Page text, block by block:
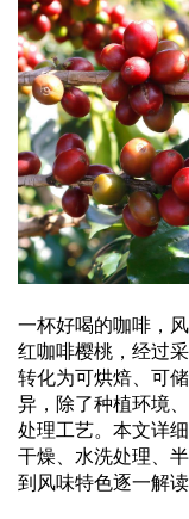
一杯好喝的咖啡，
红咖啡樱桃，经过
转化为可烘焙、可
异，除了种植环境
处理工艺。本文详
干燥、水洗处理、
到风味特色逐一解